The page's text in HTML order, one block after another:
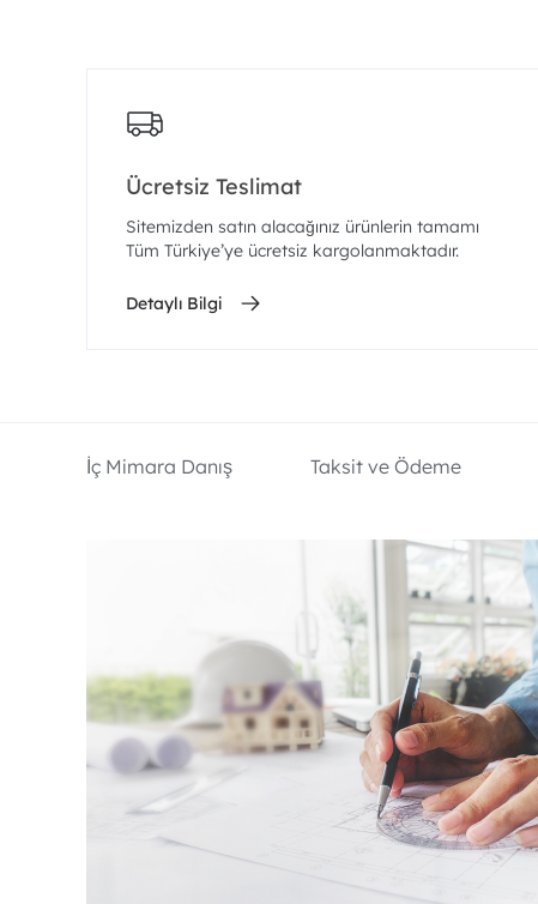
Ücretsiz Teslimat
Sitemizden satın alacağınız ürünlerin tamamı
Tüm Türkiye’ye ücretsiz kargolanmaktadır.
Detaylı Bilgi
İç Mimara Danış Taksit ve Ödeme